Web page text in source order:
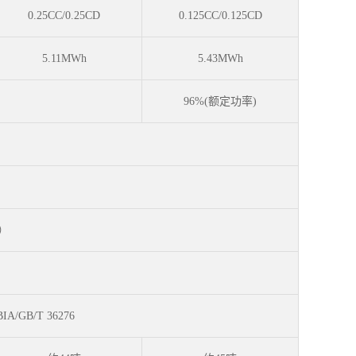
0.25CC/0.25CD 0.125CC/0.125CD
5.11MWh 5.43MWh
96%(额定功率)
GB/T 36276